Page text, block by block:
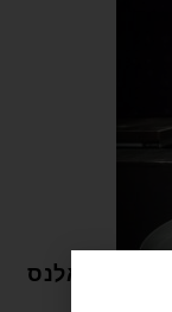
Anne-Sophie Pic המסעדה: Restaurant Pic ואלנס